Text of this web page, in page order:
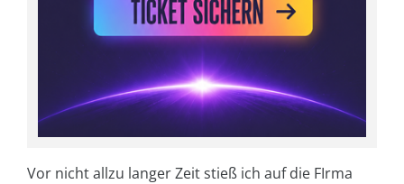
Vor nicht allzu langer Zeit stieß ich auf die FIrma